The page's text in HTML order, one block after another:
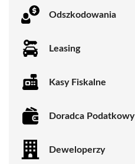
Odszkodowania
Leasing
Kasy Fiskalne
Doradca Podatkowy
Deweloperzy